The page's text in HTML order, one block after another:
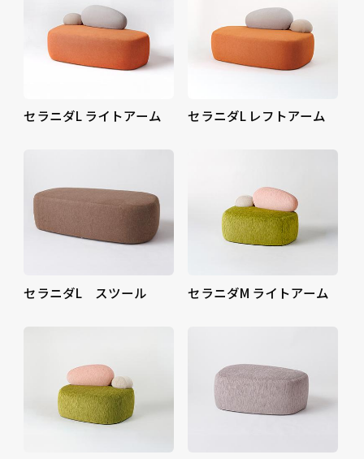
セラニダL ライトアーム セラニダL レフトアーム
セラニダL スツール セラニダM ライトアーム